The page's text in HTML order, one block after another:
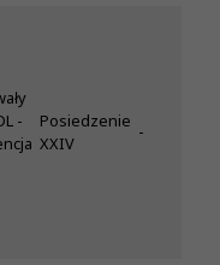
-
Posiedzenie
XXIV
-